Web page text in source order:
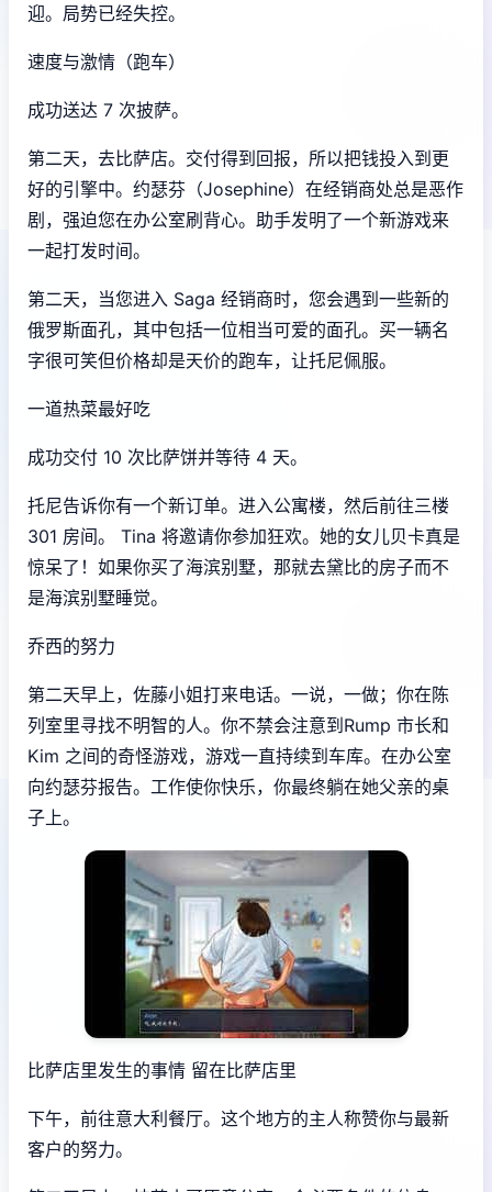
迎。局势已经失控。
速度与激情（跑车）
成功送达 7 次披萨。
第二天，去比萨店。交付得到回报，所以把钱投入到更
好的引擎中。约瑟芬（Josephine）在经销商处总是恶作
剧，强迫您在办公室刷背心。助手发明了一个新游戏来
一起打发时间。
第二天，当您进入 Saga 经销商时，您会遇到一些新的
俄罗斯面孔，其中包括一位相当可爱的面孔。买一辆名
字很可笑但价格却是天价的跑车，让托尼佩服。
一道热菜最好吃
成功交付 10 次比萨饼并等待 4 天。
托尼告诉你有一个新订单。进入公寓楼，然后前往三楼
301 房间。 Tina 将邀请你参加狂欢。她的女儿贝卡真是
惊呆了！如果你买了海滨别墅，那就去黛比的房子而不
是海滨别墅睡觉。
乔西的努力
第二天早上，佐藤小姐打来电话。一说，一做；你在陈
列室里寻找不明智的人。你不禁会注意到Rump 市长和
Kim 之间的奇怪游戏，游戏一直持续到车库。在办公室
向约瑟芬报告。工作使你快乐，你最终躺在她父亲的桌
子上。
比萨店里发生的事情 留在比萨店里
下午，前往意大利餐厅。这个地方的主人称赞你与最新
客户的努力。